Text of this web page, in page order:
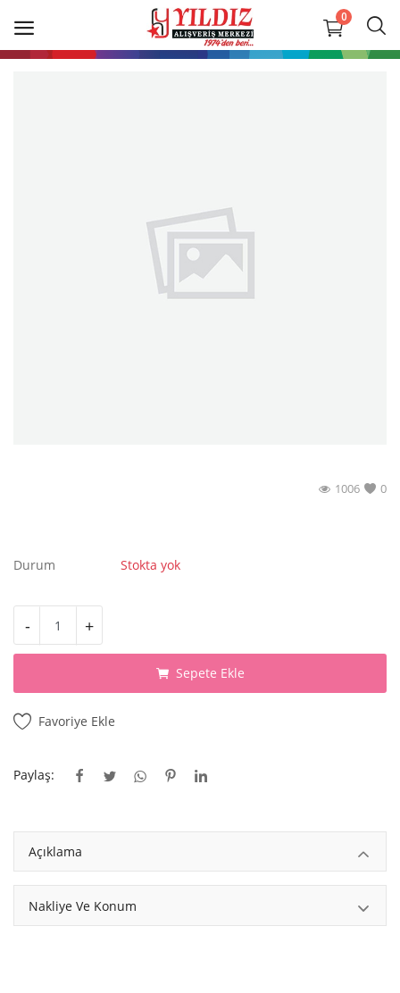
0
0
1006
Durum Stokta yok
- +
Sepete Ekle
Favoriye Ekle
Paylaş:
Açıklama
Nakliye Ve Konum